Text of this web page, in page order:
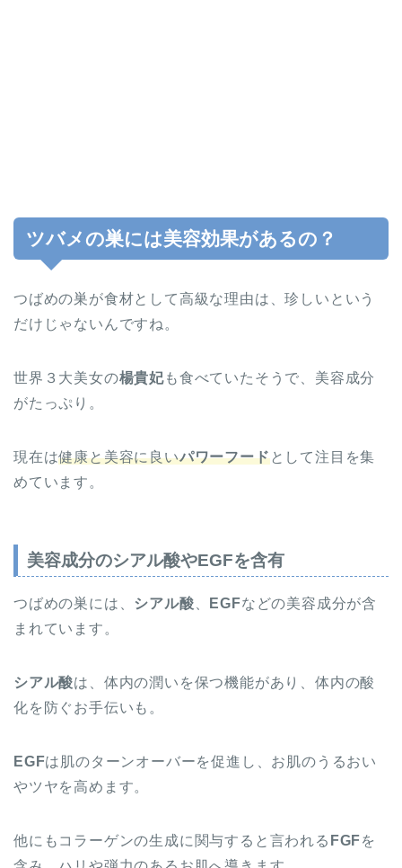
ツバメの巣には美容効果があるの？
つばめの巣が食材として高級な理由は、珍しいという
だけじゃないんですね。
世界３大美女の楊貴妃も食べていたそうで、美容成分
がたっぷり。
現在は健康と美容に良いパワーフードとして注目を集
めています。
美容成分のシアル酸やEGFを含有
つばめの巣には、 シアル酸 EGFなどの美容成分が含
まれています。
シアル酸は、体内の潤いを保つ機能があり、体内の酸
化を防ぐお手伝いも。
EGFは肌のターンオーバーを促進し、お肌のうるおい
やツヤを高めます。
他にもコラーゲンの生成に関与すると言われる FGFを